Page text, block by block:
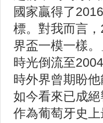
國家贏得了
標。對我而言
界盃一模一樣。
時光倒流至
時外界曾期盼
如今看來已成絕
作為葡萄牙史